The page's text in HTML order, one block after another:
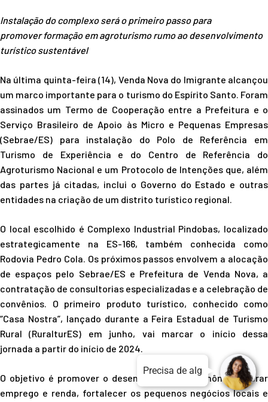
Instalação docomplexo será o primeiro passo para
promoverformação em agroturismorumo ao desenvolvimento
turístico sustentável
Na última quinta-feira (14), Venda Nova do Imigrante alcançou
um marco importante para o turismo do Espírito Santo. Foram
assinados um Termo de Cooperação entre a Prefeitura e o
Serviço Brasileiro de Apoio às Micro e Pequenas Empresas
(Sebrae/ES) para instalação do Polo de Referência em
Turismo de Experiência e do Centro de Referência do
Agroturismo Nacional e um Protocolo de Intenções que, além
das partes já citadas, inclui o Governo do Estado e outras
entidades na criação de um distrito turístico regional.
O local escolhido é Complexo Industrial Pindobas, localizado
estrategicamente na ES-166, também conhecida como
Rodovia Pedro Cola. Os próximos passos envolvem a alocação
de espaços pelo Sebrae/ES e Prefeitura de Venda Nova, a
contratação de consultorias especializadas e a celebração de
convênios. O primeiro produto turístico, conhecido como
“Casa Nostra”, lançado durante a Feira Estadual de Turismo
Rural (RuralturES) em junho, vai marcar o início dessa
jornada a partir do início de 2024.
O objetivo é promover o desenvolvimento econômico, gerar
emprego e renda, fortalecer os pequenos negócios locais e
Precisa de alguma ajuda?